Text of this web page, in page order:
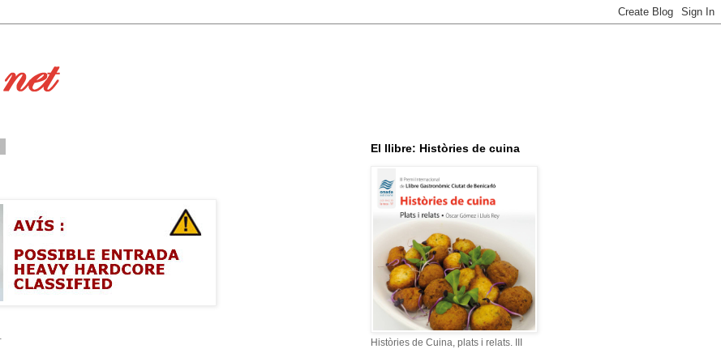
El llibre: Històries de cuina
Històries de Cuina, plats i relats. III